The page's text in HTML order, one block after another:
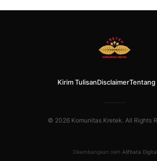
Kirim TulisanDisclaimerTentang
© 2026 Komunitas Kretek. All Rights
Dikembangkan oleh Alifbata Digital